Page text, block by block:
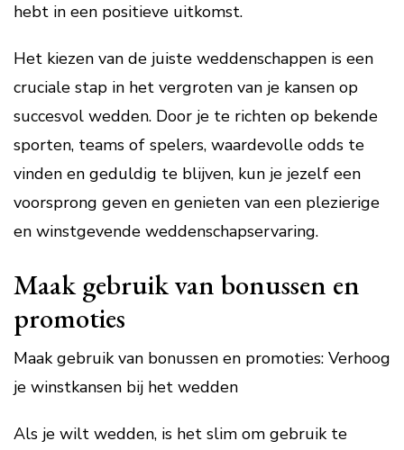
hebt in een positieve uitkomst.
Het kiezen van de juiste weddenschappen is een
cruciale stap in het vergroten van je kansen op
succesvol wedden. Door je te richten op bekende
sporten, teams of spelers, waardevolle odds te
vinden en geduldig te blijven, kun je jezelf een
voorsprong geven en genieten van een plezierige
en winstgevende weddenschapservaring.
Maak gebruik van bonussen en
promoties
Maak gebruik van bonussen en promoties: Verhoog
je winstkansen bij het wedden
Als je wilt wedden, is het slim om gebruik te